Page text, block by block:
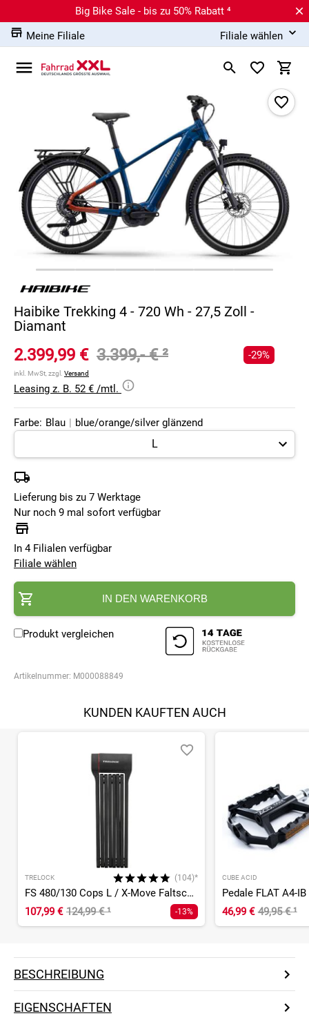
Big Bike Sale - bis zu 50% Rabatt ⁴
Meine Filiale
Filiale wählen
Haibike Trekking 4 - 720 Wh - 27,5 Zoll -
Diamant
2.399,99 € 3.399,- €²
inkl. MwSt, zzgl. Versand
-29%
Leasing z. B. 52 € /mtl.
Farbe: Blau | blue/orange/silver glänzend
Lieferung bis zu 7 Werktage
Nur noch 9 mal sofort verfügbar
In 4 Filialen verfügbar
Filiale wählen
IN DEN WARENKORB
Produkt vergleichen
Artikelnummer: M000088849
KUNDEN KAUFTEN AUCH
TRELOCK (104)*
FS 480/130 Cops L / X-Move Faltschloss
107,99 € 124,99 €¹ -13%
CUBE ACID
Pedale FLAT A4-
46,99 € 49,95 €¹
BESCHREIBUNG
EIGENSCHAFTEN